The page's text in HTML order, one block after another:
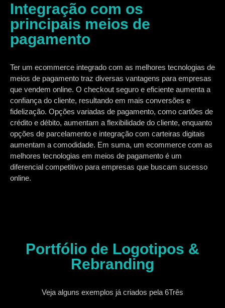
Integração com os
principais meios de
pagamento
Ter um ecommerce integrado com as melhores tecnologias de
meios de pagamento traz diversas vantagens para empresas
que vendem online. O checkout seguro e eficiente aumenta a
confiança do cliente, resultando em mais conversões e
fidelização. Opções variadas de pagamento, como cartões de
crédito e débito, aumentam a flexibilidade do cliente, enquanto
opções de parcelamento e integração com carteiras digitais
aumentam a comodidade. Em suma, um ecommerce com as
melhores tecnologias em meios de pagamento é um
diferencial competitivo para empresas que buscam sucesso
online.
Portfólio de Logotipos &
Rebranding
Veja alguns exemplos já criados pela 6Três